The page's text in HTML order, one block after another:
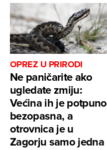
OPREZ U PRIRODI
Ne paničarite ako
ugledate zmiju:
Većina ih je potpuno
bezopasna, a
otrovnica je u
Zagorju samo jedna